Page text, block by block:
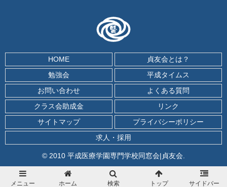
HOME
貞友会とは？
勉強会
平成タイムス
お問い合わせ
よくある質問
クラス会助成金
リンク
サイトマップ
プライバシーポリシー
求人・採用
© 2010 平成医療学園専門学校同窓会|貞友会.
メニュー ホーム 検索 トップ サイドバー